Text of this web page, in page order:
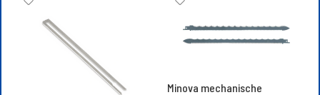
Minova mechanische